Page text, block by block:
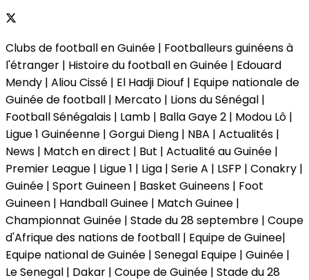
Clubs de football en Guinée | Footballeurs guinéens à
l'étranger | Histoire du football en Guinée | Edouard
Mendy | Aliou Cissé | El Hadji Diouf | Equipe nationale de
Guinée de football | Mercato | Lions du Sénégal |
Football Sénégalais | Lamb | Balla Gaye 2 | Modou Lô |
Ligue 1 Guinéenne | Gorgui Dieng | NBA | Actualités |
News | Match en direct | But | Actualité au Guinée |
Premier League | Ligue 1 | Liga | Serie A | LSFP | Conakry |
Guinée | Sport Guineen | Basket Guineens | Foot
Guineen | Handball Guinee | Match Guinee |
Championnat Guinée | Stade du 28 septembre | Coupe
d'Afrique des nations de football | Equipe de Guinee|
Equipe national de Guinée | Senegal Equipe | Guinée |
Le Senegal | Dakar | Coupe de Guinée | Stade du 28